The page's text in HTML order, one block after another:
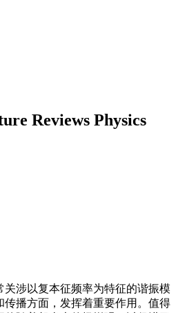
Reviews Physics
涉以复本征频率为特征的谐振模
传播方面，发挥着重要作用。值得